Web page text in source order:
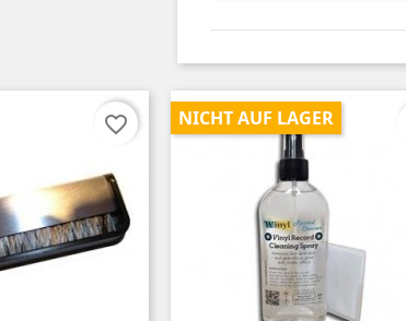
favorite_border NICHT AUF LAGER